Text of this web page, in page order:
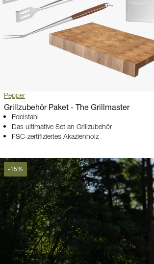
Pepper
Grillzubehör Paket - The Grillmaster
Edelstahl
Das ultimative Set an Grillzubehör
FSC-zertifiziertes Akazienholz
-15%